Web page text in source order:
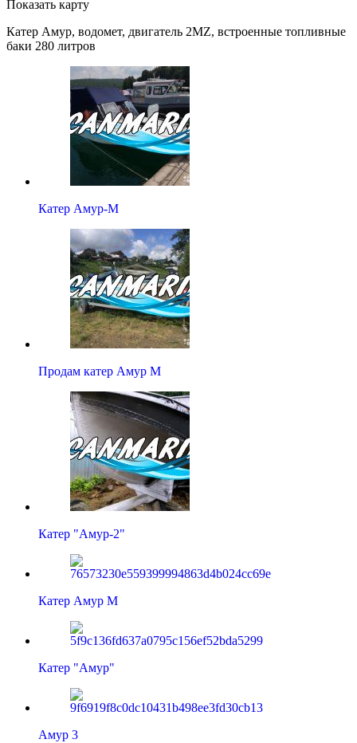
Показать карту
Катер Амур, водомет, двигатель 2MZ, встроенные топливные
баки 280 литров
Катер Амур-М
Продам катер Амур М
Катер "Амур-2"
Катер Амур М
Катер "Амур"
Амур 3